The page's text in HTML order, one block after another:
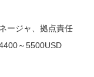
ージャ、拠点責任
～5500USD